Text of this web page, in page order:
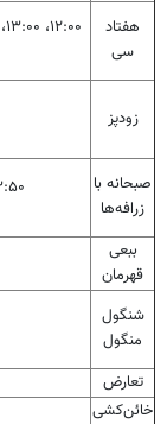
هفتاد
سی
زودپز
صبحانه با
زرافه‌ها
۱۳:۵۰، ۱۵:۴۰، ۱۷:۳۰،
ببعی
قهرمان
شنگول
منگول
تعارض
خائن‌کشی